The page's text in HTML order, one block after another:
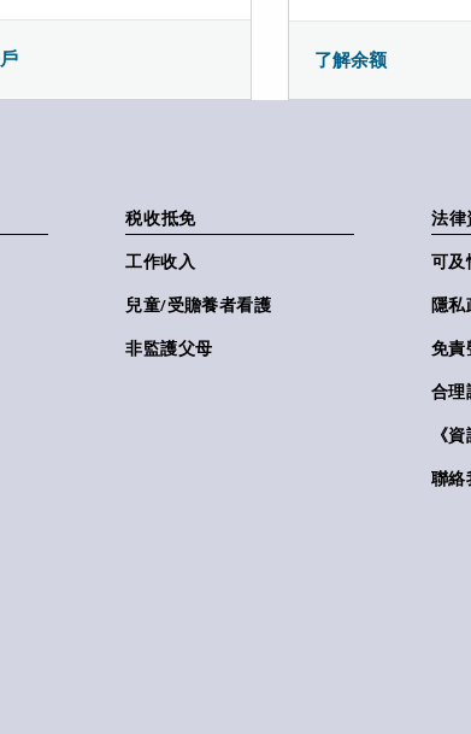
了解余额
税收抵免
工作收入
兒童/受贍養者看護
非監護父母
法律
可及
隱私
免責
合理
《
聯絡